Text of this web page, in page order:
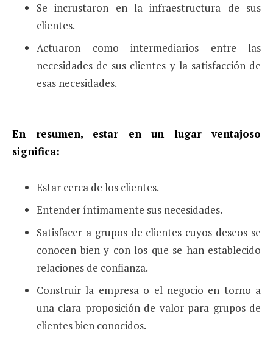
Se incrustaron en la infraestructura de sus
clientes.
Actuaron como intermediarios entre las
necesidades de sus clientes y la satisfacción de
esas necesidades.
En resumen, estar en un lugar ventajoso
significa:
Estar cerca de los clientes.
Entender íntimamente sus necesidades.
Satisfacer a grupos de clientes cuyos deseos se
conocen bien y con los que se han establecido
relaciones de confianza.
Construir la empresa o el negocio en torno a
una clara proposición de valor para grupos de
clientes bien conocidos.